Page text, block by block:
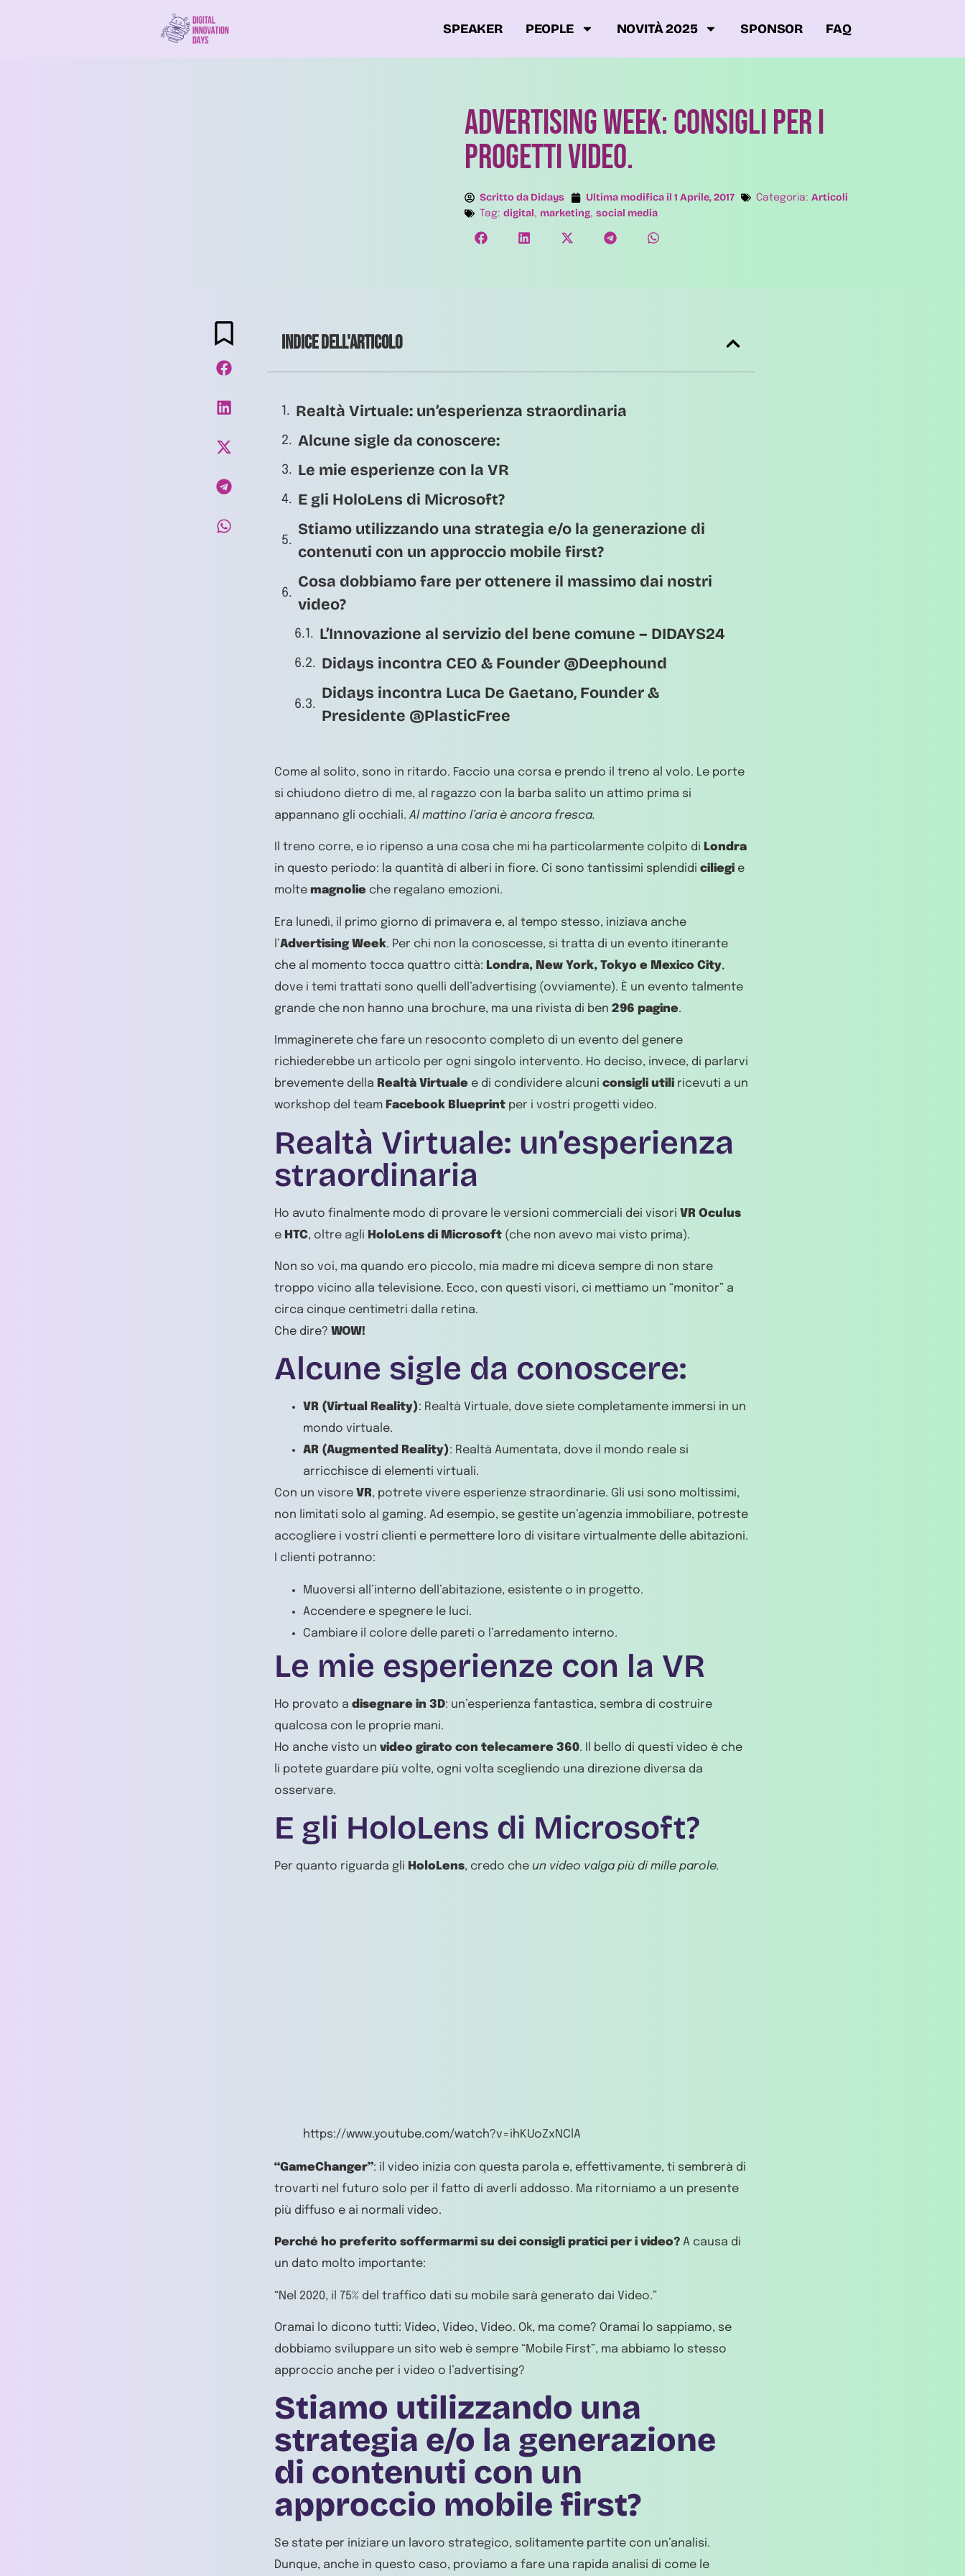
SPEAKER PEOPLE NOVITÀ 2025 SPONSOR FAQ
Advertising Week: consigli per i
progetti video.
Scritto da Didays Ultima modifica il 1 Aprile, 2017 Categoria:Articoli
Tag:digital, marketing,social media
Indice dell'articolo
Realtà Virtuale: un’esperienza straordinaria
Alcune sigle da conoscere:
Le mie esperienze con la VR
E gli HoloLens di Microsoft?
Stiamo utilizzando una strategia e/o la generazione di
contenuti con un approccio mobile first?
Cosa dobbiamo fare per ottenere il massimo dai nostri
video?
L’Innovazione al servizio del bene comune – DIDAYS24
Didays incontra CEO & Founder @Deephound
Didays incontra Luca De Gaetano, Founder &
Presidente @PlasticFree
Come al solito, sono in ritardo. Faccio una corsa e prendo il treno al volo. Le porte
si chiudono dietro di me, al ragazzo con la barba salito un attimo prima si
appannano gli occhiali. Al mattino l’aria è ancora fresca.
Il treno corre, e io ripenso a una cosa che mi ha particolarmente colpito di Londra
in questo periodo: la quantità di alberi in fiore. Ci sono tantissimi splendidi ciliegi e
molte magnolie che regalano emozioni.
Era lunedì, il primo giorno di primavera e, al tempo stesso, iniziava anche
l’Advertising Week. Per chi non la conoscesse, si tratta di un evento itinerante
che al momento tocca quattro città: Londra, New York, Tokyo e Mexico City,
dove i temi trattati sono quelli dell’advertising (ovviamente). È un evento talmente
grande che non hanno una brochure, ma una rivista di ben 296 pagine.
Immaginerete che fare un resoconto completo di un evento del genere
richiederebbe un articolo per ogni singolo intervento. Ho deciso, invece, di parlarvi
brevemente della Realtà Virtuale e di condividere alcuni consigli utili ricevuti a un
workshop del team Facebook Blueprint per i vostri progetti video.
Realtà Virtuale: un’esperienza
straordinaria
Ho avuto finalmente modo di provare le versioni commerciali dei visori VR Oculus
e HTC, oltre agli HoloLens di Microsoft (che non avevo mai visto prima).
Non so voi, ma quando ero piccolo, mia madre mi diceva sempre di non stare
troppo vicino alla televisione. Ecco, con questi visori, ci mettiamo un “monitor” a
circa cinque centimetri dalla retina.
Che dire? WOW!
Alcune sigle da conoscere:
VR (Virtual Reality): Realtà Virtuale, dove siete completamente immersi in un
mondo virtuale.
AR (Augmented Reality): Realtà Aumentata, dove il mondo reale si
arricchisce di elementi virtuali.
Con un visore VR, potrete vivere esperienze straordinarie. Gli usi sono moltissimi,
non limitati solo al gaming. Ad esempio, se gestite un’agenzia immobiliare, potreste
accogliere i vostri clienti e permettere loro di visitare virtualmente delle abitazioni.
I clienti potranno:
Muoversi all’interno dell’abitazione, esistente o in progetto.
Accendere e spegnere le luci.
Cambiare il colore delle pareti o l’arredamento interno.
Le mie esperienze con la VR
Ho provato a disegnare in 3D: un’esperienza fantastica, sembra di costruire
qualcosa con le proprie mani.
Ho anche visto un video girato con telecamere 360. Il bello di questi video è che
li potete guardare più volte, ogni volta scegliendo una direzione diversa da
osservare.
E gli HoloLens di Microsoft?
Per quanto riguarda gli HoloLens, credo che un video valga più di mille parole.
https://www.youtube.com/watch?v=ihKUoZxNClA
“GameChanger”: il video inizia con questa parola e, effettivamente, ti sembrerà di
trovarti nel futuro solo per il fatto di averli addosso. Ma ritorniamo a un presente
più diffuso e ai normali video.
Perché ho preferito soffermarmi su dei consigli pratici per i video? A causa di
un dato molto importante:
“Nel 2020, il 75% del traffico dati su mobile sarà generato dai Video.”
Oramai lo dicono tutti: Video, Video, Video. Ok, ma come? Oramai lo sappiamo, se
dobbiamo sviluppare un sito web è sempre “Mobile First”, ma abbiamo lo stesso
approccio anche per i video o l’advertising?
Stiamo utilizzando una
strategia e/o la generazione
di contenuti con un
approccio mobile first?
Se state per iniziare un lavoro strategico, solitamente partite con un’analisi.
Dunque, anche in questo caso, proviamo a fare una rapida analisi di come le